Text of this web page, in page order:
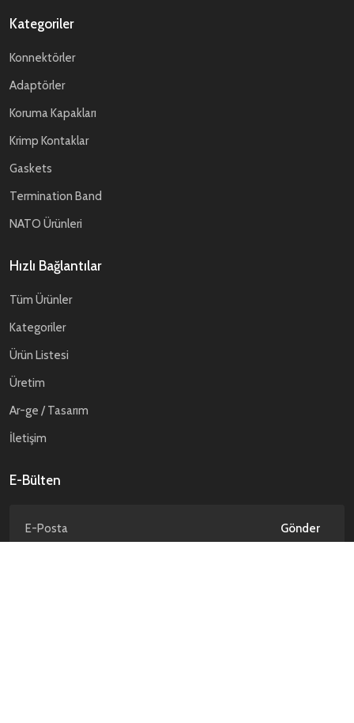
Kategoriler
Konnektörler
Adaptörler
Koruma Kapakları
Krimp Kontaklar
Gaskets
Termination Band
NATO Ürünleri
Hızlı Bağlantılar
Tüm Ürünler
Kategoriler
Ürün Listesi
Üretim
Ar-ge / Tasarım
İletişim
E-Bülten
Gönder